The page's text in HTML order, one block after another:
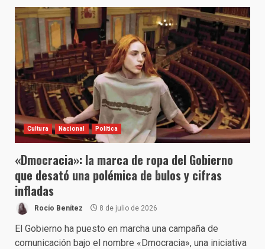
Cultura Nacional Política
«Dmocracia»: la marca de ropa del Gobierno
que desató una polémica de bulos y cifras
infladas
Rocío Benítez 8 de julio de 2026
El Gobierno ha puesto en marcha una campaña de
comunicación bajo el nombre «Dmocracia», una iniciativa